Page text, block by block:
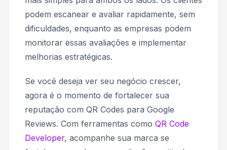
podem escanear e avaliar rapidamente, sem
dificuldades, enquanto as empresas podem
monitorar essas avaliações e implementar
melhorias estratégicas.
Se você deseja ver seu negócio crescer,
agora é o momento de fortalecer sua
reputação com QR Codes para Google
Reviews. Com ferramentas como QR Code
Developer, acompanhe sua marca se